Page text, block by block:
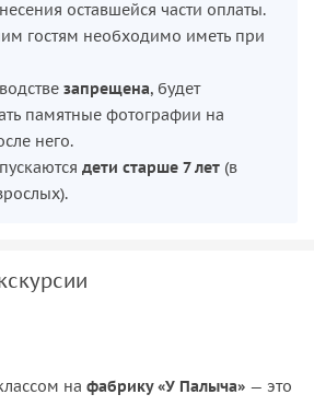
оставшейся части оплаты.
гостям необходимо иметь при
запрещена, будет
памятные фотографии на
него.
дети старше 7 лет (в
на фабрику «У Палыча» — это